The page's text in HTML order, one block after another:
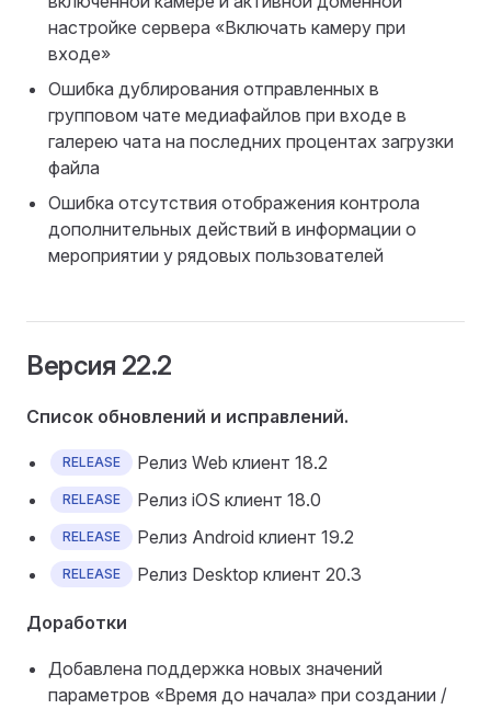
настройке сервера «Включать камеру при
входе»
Ошибка дублирования отправленных в
групповом чате медиафайлов при входе в
галерею чата на последних процентах загрузки
файла
Ошибка отсутствия отображения контрола
дополнительных действий в информации о
мероприятии у рядовых пользователей
Версия 22.2
Список обновлений и исправлений.
RELEASE Релиз Web клиент 18.2
RELEASE Релиз iOS клиент 18.0
RELEASE Релиз Android клиент 19.2
RELEASE Релиз Desktop клиент 20.3
Доработки
Добавлена поддержка новых значений
параметров «Время до начала» при создании /